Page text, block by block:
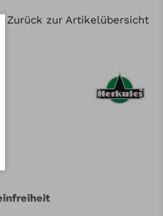
Zurück zur Artikelübersicht